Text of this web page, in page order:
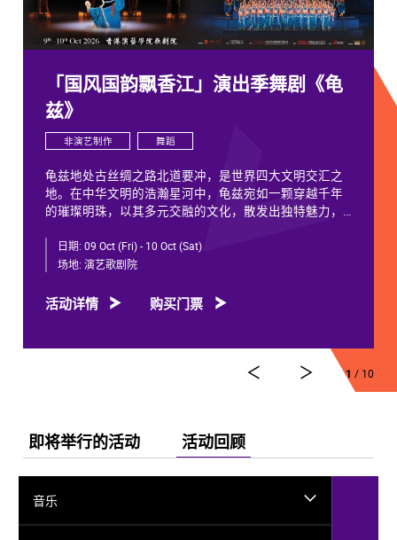
「国风国韵飘香江」演出季舞剧《龟
兹》
非演艺制作 舞蹈
龟兹地处古丝绸之路北道要冲，是世界四大文明交汇之
地。在中华文明的浩瀚星河中，龟兹宛如一颗穿越千年
的璀璨明珠，以其多元交融的文化，散发出独特魅力，
龟兹文化流淌着古往今来各族人民的印迹和血脉，从石
我、我中有你”，成为新疆历史文化的鲜活注脚，更是中
艺术的交融流变搬上舞台。
运，服装设计阳东霖，视觉总监王涵，编导李宏钧、魏
威、古力加娜提·沙塔尔、付阳雪，多媒体设计胡天骥，
灯光设计刘钊，造型设计徐彬，道具设计雷鹏等诸多国
内艺术家。舞剧以新疆艺术剧院歌舞团和新疆师范大学
的青年舞者为班底，携手国内优秀青年舞蹈艺术家共同
出演。
日期: 09 Oct (Fri) - 10 Oct (Sat)
场地: 演艺歌剧院
活动详情 购买门票
1 / 10
即将举行的活动 活动回顾
音乐